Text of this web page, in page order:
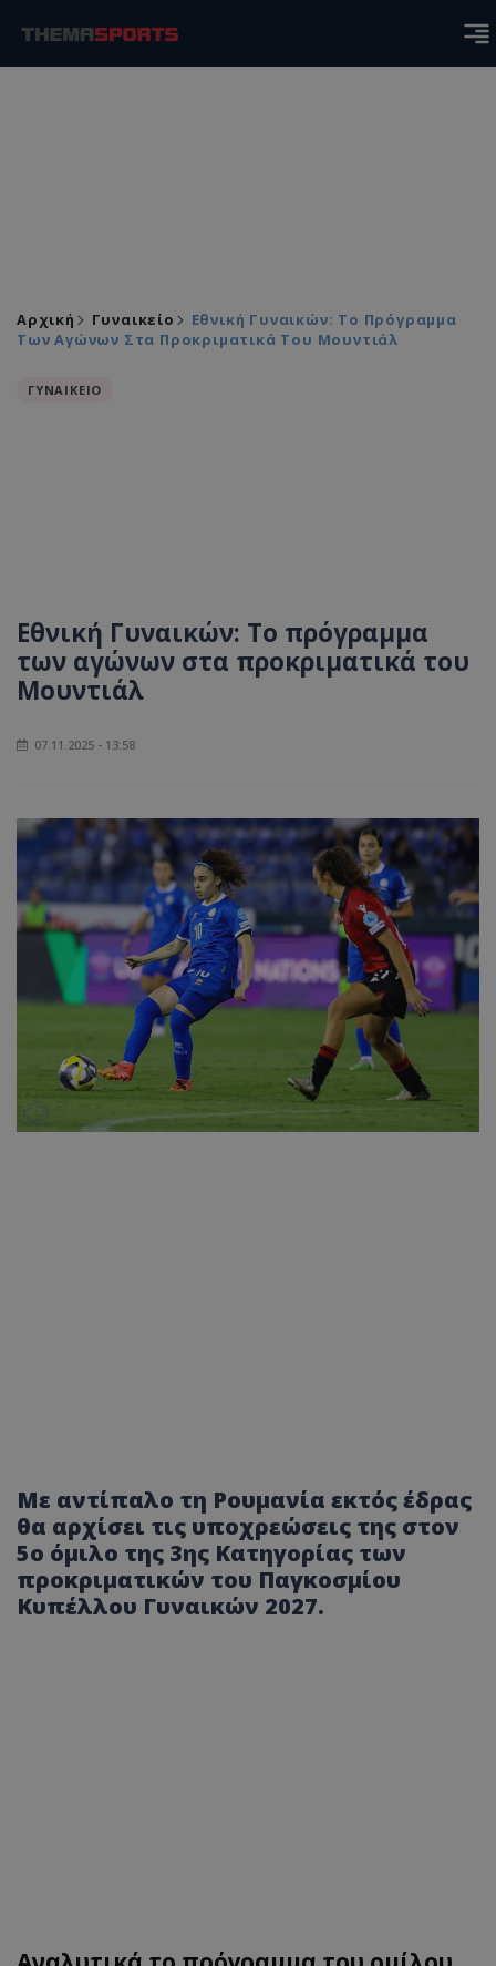
Αρχική Γυναικείο
Εθνική Γυναικών: Το Πρόγραμμα
Των Αγώνων Στα Προκριματικά Του Μουντιάλ
ΓΥΝΑΙΚΕΙΟ
Εθνική Γυναικών: Το πρόγραμμα
των αγώνων στα προκριματικά του
Μουντιάλ
07.11.2025 - 13:58
Με αντίπαλο τη Ρουμανία εκτός έδρας
θα αρχίσει τις υποχρεώσεις της στον
5ο όμιλο της 3ης Κατηγορίας των
προκριματικών του Παγκοσμίου
Κυπέλλου Γυναικών 2027.